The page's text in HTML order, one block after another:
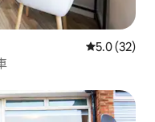
從 32 則評
5.0 (32)